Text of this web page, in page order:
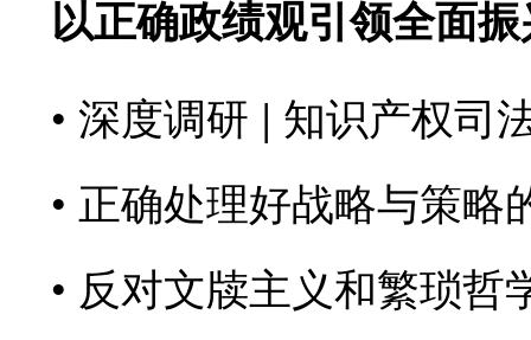
以正确政绩观引领全面
深度调研 | 知识产权司
正确处理好战略与策略
反对文牍主义和繁琐哲